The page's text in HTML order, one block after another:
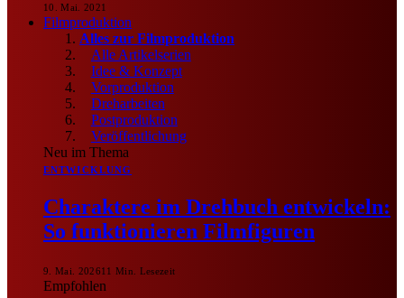
10. Mai. 2021
Filmproduktion
Alles zur Filmproduktion
Alle Artikelserien
Idee & Konzept
Vorproduktion
Dreharbeiten
Postproduktion
Veröffentlichung
Neu im Thema
ENTWICKLUNG
Charaktere im Drehbuch entwickeln:
So funktionieren Filmfiguren
9. Mai. 202611 Min. Lesezeit
Empfohlen